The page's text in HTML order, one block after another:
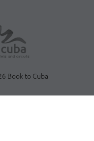
Book to Cuba